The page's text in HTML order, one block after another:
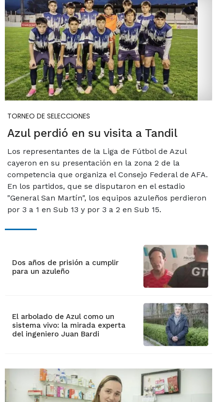
TORNEO DE SELECCIONES
Azul perdió en su visita a Tandil
Los representantes de la Liga de Fútbol de Azul
cayeron en su presentación en la zona 2 de la
competencia que organiza el Consejo Federal de AFA.
En los partidos, que se disputaron en el estadio
"General San Martín", los equipos azuleños perdieron
por 3 a 1 en Sub 13 y por 3 a 2 en Sub 15.
Dos años de prisión a cumplir
para un azuleño
El arbolado de Azul como un
sistema vivo: la mirada experta
del ingeniero Juan Bardi